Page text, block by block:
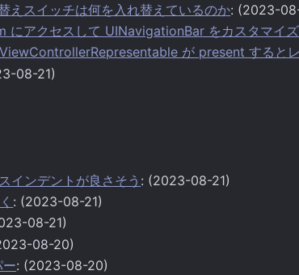
スイッチは何を入れ替えているのか: (2023-
アクセスして UINavigationBar をカスタマイ
が present すると
08-21)
インデントが良さそう : (2023-08-21)
: (2023-08-21)
08-21)
08-20)
: (2023-08-20)